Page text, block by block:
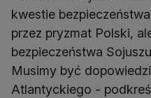
kwestie
przez pryzmat Polski,
bezpieczeństwa
Musimy być
Atlantyckiego -